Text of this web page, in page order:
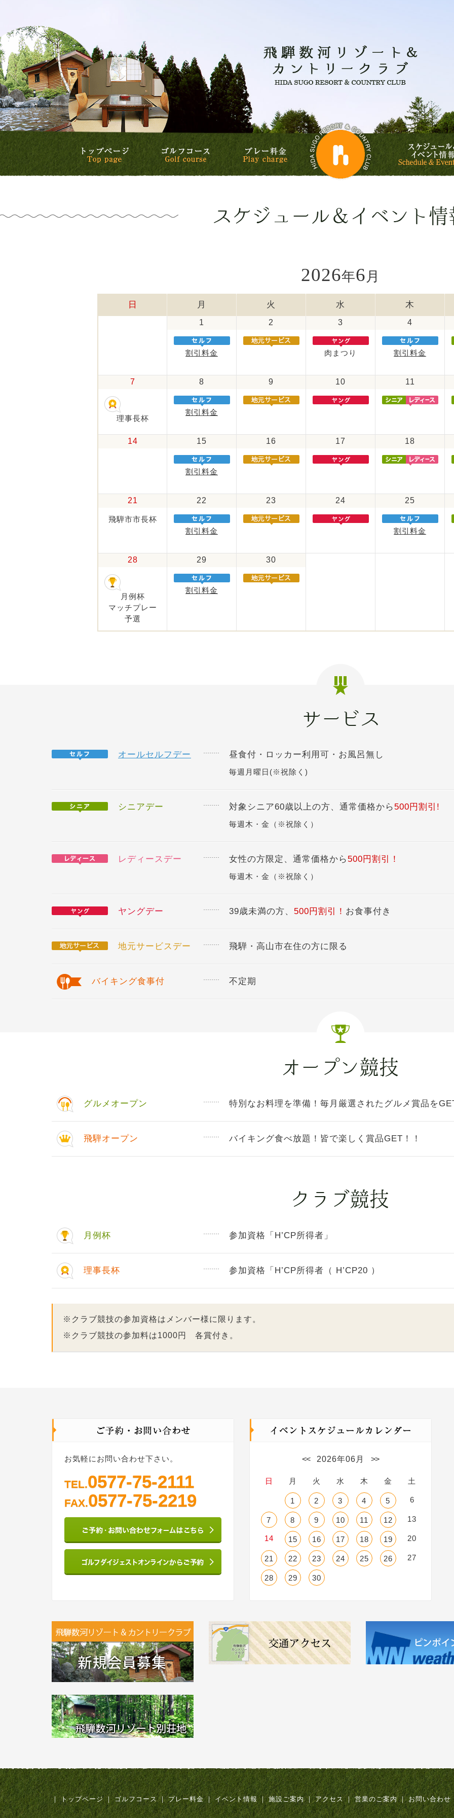
プレー料金
ゴルフコース
トップページ
飛騨数河リゾート
2026年6 月
日 月 火 水 木
1
割引料金
2 3
肉まつり
4
割引料金
7
理事長杯
8
割引料金
9 10 11
14 15
割引料金
16 17 18
21
飛騨市市長杯
22
割引料金
23 24 25
割引料金
28
月例杯
マッチプレー
予選
29
割引料金
30
オールセルフデー 昼食付・ロッカー利用可・お風呂無し
毎週月曜日(※祝除く)
シニアデー 対象シニア60歳以上の方、通常価格から 500円割引!
毎週木・金（※祝除く）
レディースデー 女性の方限定、通常価格から 500円割引！
毎週木・金（※祝除く）
ヤングデー 39歳未満の方、 500円割引！ お食事付き
地元サービスデー 飛騨・高山市在住の方に限る
バイキング食事付 不定期
グルメオープン 特別なお料理を準備！毎月厳選されたグルメ賞品を
飛騨オープン バイキング食べ放題！皆で楽しく賞品GET！！
月例杯 参加資格「H’CP所得者」
理事長杯 参加資格「H’CP所得者（ H’CP20 ）
※クラブ競技の参加資格はメンバー様に限ります。
※クラブ競技の参加料は1000円 各賞付き。
お気軽にお問い合わせ下さい。
TEL.0577-75-2111
FAX.0577-75-2219
<< 2026年06月 >>
日 月 火 水 木 金 土
1 2 3 4 5 6
7 8 9 10 11 12 13
14 15 16 17 18 19 20
21 22 23 24 25 26 27
28 29 30
｜ トップページ ｜ ゴルフコース ｜ プレー料金 ｜ イベント情報 ｜ 施設ご案内 ｜ アクセス ｜ 営業のご案内 ｜ お問い合わせ